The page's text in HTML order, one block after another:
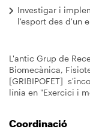
Investigar i
l'esport des d'un
L'antic Grup de
Biomecànica,
[GRIBIPOFET]
línia en "Exercici i
Coordinació